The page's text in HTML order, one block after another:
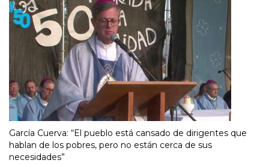
García Cuerva: “El pueblo está cansado de dirigentes que
hablan de los pobres, pero no están cerca de sus
necesidades”